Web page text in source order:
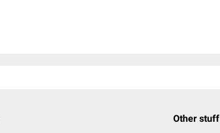
Other stuff